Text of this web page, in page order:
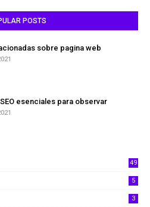
POSTS
sobre pagina web
esenciales para observar
49
5
3